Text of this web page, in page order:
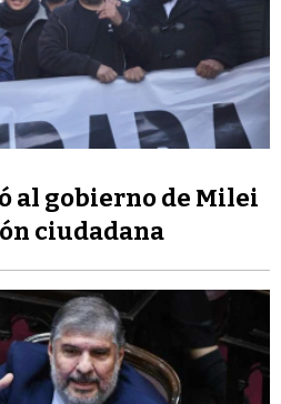
al gobierno de Milei
ciudadana